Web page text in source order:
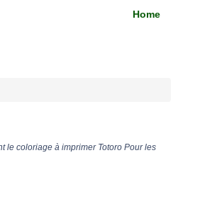
Home
le coloriage à imprimer Totoro Pour les